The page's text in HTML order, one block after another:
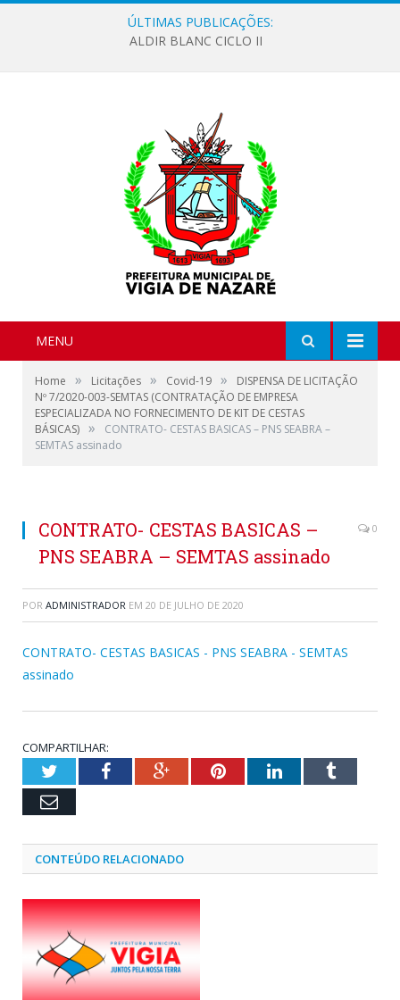
ÚLTIMAS PUBLICAÇÕES:
ALDIR BLANC CICLO II
MENU
Home » Licitações » Covid-19 »
DISPENSA DE LICITAÇÃO
Nº 7/2020-003-SEMTAS (CONTRATAÇÃO DE EMPRESA
ESPECIALIZADA NO FORNECIMENTO DE KIT DE CESTAS
BÁSICAS) »
CONTRATO- CESTAS BASICAS – PNS SEABRA –
SEMTAS assinado
CONTRATO- CESTAS BASICAS –
PNS SEABRA – SEMTAS assinado
0
POR ADMINISTRADOR EM 20 DE JULHO DE 2020
CONTRATO- CESTAS BASICAS - PNS SEABRA - SEMTAS
assinado
COMPARTILHAR:
TwitterFacebookGoogle+PinterestLinkedInTumblr
Email
CONTEÚDO RELACIONADO